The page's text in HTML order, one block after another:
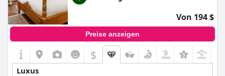
Aufenthalts in Prag ein bisschen Luxus suchen.
Von 194 $
Preise anzeigen
$
Luxus